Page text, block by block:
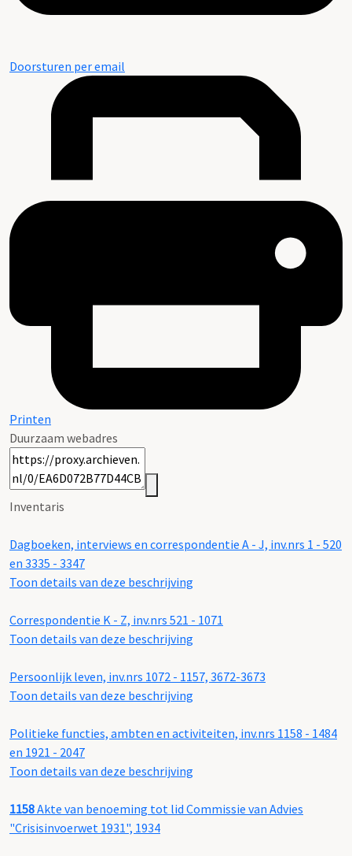
Doorsturen per email
Printen
Duurzaam webadres
Inventaris
Dagboeken, interviews en correspondentie A - J, inv.nrs 1 - 520
en 3335 - 3347
Toon details van deze beschrijving
Correspondentie K - Z, inv.nrs 521 - 1071
Toon details van deze beschrijving
Persoonlijk leven, inv.nrs 1072 - 1157, 3672-3673
Toon details van deze beschrijving
Politieke functies, ambten en activiteiten, inv.nrs 1158 - 1484
en 1921 - 2047
Toon details van deze beschrijving
1158Akte van benoeming tot lid Commissie van Advies
"Crisisinvoerwet 1931", 1934